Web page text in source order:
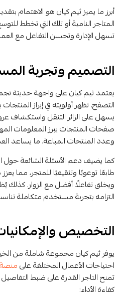
أبرز ما يميز ثيم كيان هو الاهتمام
المتاجر النامية أو تلك التي تخطط
تسهل الإدارة وتحسن التفاعل مع
التصميم وتجربة
يعتمد ثيم كيان على واجهة حديثة
التصفح. تظهر أولويته في إبراز
يسهل على الزائر التنقل
صفحات المنتجات يبرز المعلومات
وعدد المنتجات المباعة، ما يساعد
كما يضيف دعم الأسئلة الشائعة حول
طابعًا توعويًا وتثقيفيًا للمتجر، مما
ويخلق تفاعلًا أفضل مع الزوار. كذلك
التزامه بتجربة مستخدم متكاملة
التخصيص
يوفر ثيم كيان مجموعة شاملة من
احتياجات الأعمال المختلفة على
تمنح التاجر القدرة على ضبط
كفاءة الأداء: